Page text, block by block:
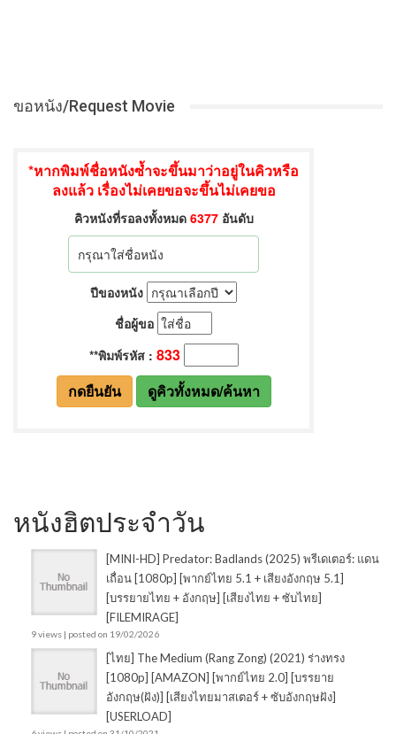
ขอหนัง/Request Movie
หนังฮิตประจำวัน
[MINI-HD] Predator: Badlands (2025) พรีเดเตอร์: แดน
เถื่อน [1080p] [พากย์ไทย 5.1 + เสียงอังกฤษ 5.1]
[บรรยายไทย + อังกฤษ] [เสียงไทย + ซับไทย]
[FILEMIRAGE]
9 views | posted on 19/02/2026
[ไทย] The Medium (Rang Zong) (2021) ร่างทรง
[1080p] [AMAZON] [พากย์ไทย 2.0] [บรรยาย
อังกฤษ(ฝัง)] [เสียงไทยมาสเตอร์ + ซับอังกฤษฝัง]
[USERLOAD]